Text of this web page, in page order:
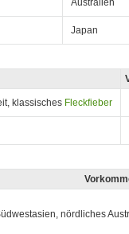
Australien
Japan
klassisches Fleckfieber
nördliches